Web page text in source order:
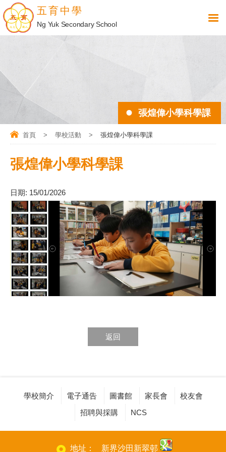
五育中學
Ng Yuk Secondary School
張煌偉小學科學課
首頁 > 學校活動 > 張煌偉小學科學課
張煌偉小學科學課
日期: 15/01/2026
返回
學校簡介 電子通告 圖書館 家長會
校友會
招聘與採購
NCS
地址： 新界沙田新翠邨